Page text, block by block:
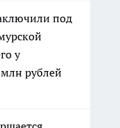
под
у
рублей